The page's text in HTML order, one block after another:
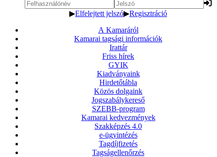
▶Elfelejtett jelszó▶Regisztráció
A Kamaráról
Kamarai tagsági információk
Irattár
Friss hírek
GYIK
Kiadványaink
Hirdetőtábla
Közös dolgaink
Jogszabálykereső
SZEBB-program
Kamarai kedvezmények
Szakképzés 4.0
e-ügyintézés
Tagdíjfizetés
Tagságellenőrzés